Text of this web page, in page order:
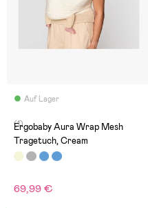
Auf Lager
(1)
Ergobaby Aura Wrap Mesh
Tragetuch, Cream
69,99 €